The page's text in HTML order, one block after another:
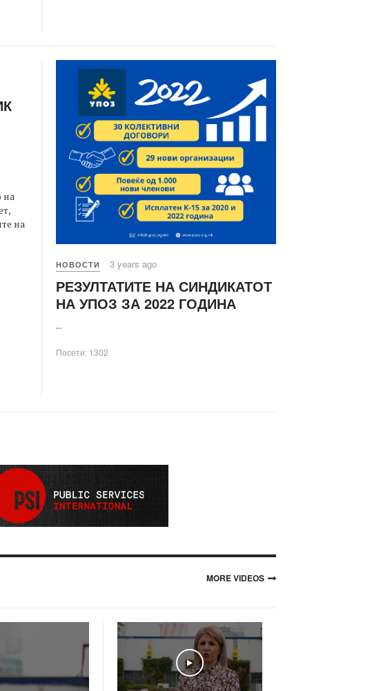
на
на
НОВОСТИ 3 years ago
РЕЗУЛТАТИТЕ НА СИНДИКАТОТ
НА УПОЗ ЗА 2022 ГОДИНА
...
Посети: 1302
MORE VIDEOS
Play